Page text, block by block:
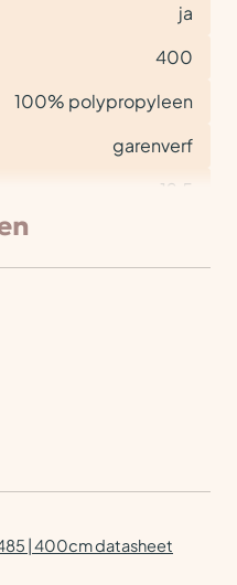
ja
400
100% polypropyleen
garenverf
12,5
| 400cm datasheet